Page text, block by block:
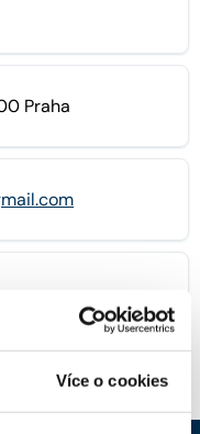
Více o cookies
Praha